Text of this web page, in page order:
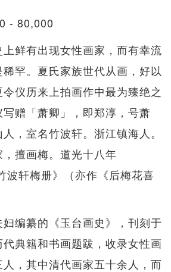
- 80,000
鲜有出现女性画家，而有幸流
罕。夏氏家族世代从画，好以
仪历来上拍画作中最为臻绝之
赠「萧卿」，即郑淳，号萧
，室名竹波轩。浙江镇海人。
擅画梅。道光十八年
波轩梅册》（亦作《后梅花喜
编纂的《玉台画史》，刊刻于
典籍和书画题跋，收录女性画
，其中清代画家五十余人，而